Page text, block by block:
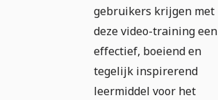
gebruikers krijgen met
deze video-training een
effectief, boeiend en
tegelijk inspirerend
leermiddel voor het